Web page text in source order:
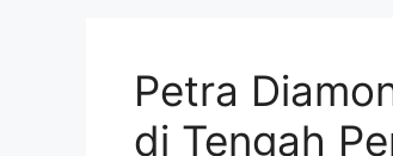
Petra
di Tengah